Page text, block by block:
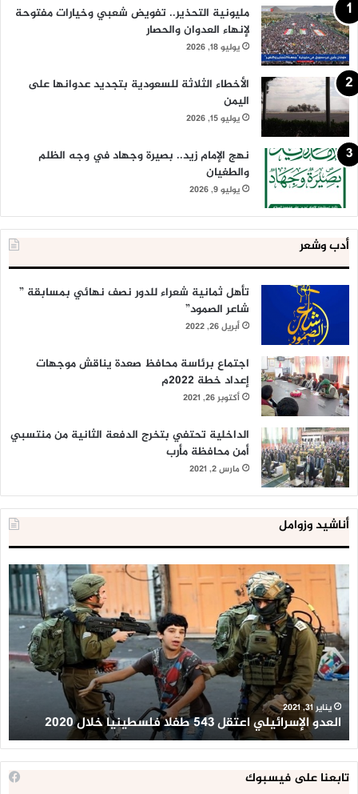
مليونية التحذير.. تفويض شعبي وخيارات مفتوحة
لإنهاء العدوان والحصار
يوليو 18, 2026
الأخطاء الثلاثة للسعودية بتجديد عدوانها على
اليمن
يوليو 15, 2026
نهج الإمام زيد.. بصيرة وجهاد في وجه الظلم
والطغيان
يوليو 9, 2026
أدب وشعر
تأهل ثمانية شعراء للدور نصف نهائي بمسابقة ”
شاعر الصمود”
أبريل 26, 2022
اجتماع برئاسة محافظ صعدة يناقش موجهات
إعداد خطة 2022م
أكتوبر 26, 2021
الداخلية تحتفي بتخرج الدفعة الثانية من منتسبي
أمن محافظة مأرب
مارس 2, 2021
أناشيد وزوامل
العدو
الإسرائيلي
اعتقل
543
طفلا
فلسطينيا
خلال
2020
يناير 31, 2021
العدو الإسرائيلي اعتقل 543 طفلا فلسطينيا خلال 2020
تابعنا على فيسبوك